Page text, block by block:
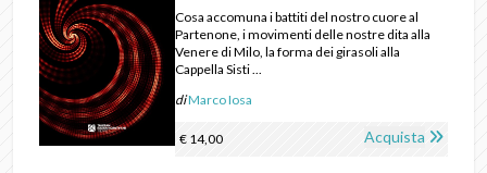
Cosa accomuna i battiti del nostro cuore al
Partenone, i movimenti delle nostre dita alla
Venere di Milo, la forma dei girasoli alla
Cappella Sisti ...
diMarco Iosa
€ 14,00 Acquista